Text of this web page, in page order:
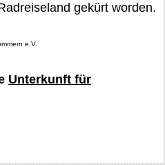
gekürt worden.
e.V.
Unterkunft für